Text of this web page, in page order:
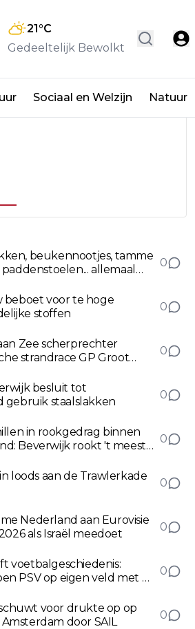
21 °C
Gedeeltelijk Bewolkt
Sociaal en Welzijn Natuur
beukennootjes, tamme
allemaal
0
beboet voor te hoge
stoffen
0
Zee scherprechter
strandrace GP Groot
0
besluit tot
gebruik staalslakken
0
in rookgedrag binnen
Beverwijk rookt 't meest,
0
loods aan de Trawlerkade
0
Nederland aan Eurovisie
als Israël meedoet
0
voetbalgeschiedenis:
PSV op eigen veld met 0-
0
voor drukte op op
door SAIL
0